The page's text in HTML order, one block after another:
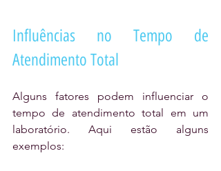
Influências no Tempo de
Atendimento Total
Alguns fatores podem influenciar o
tempo de atendimento total em um
laboratório. Aqui estão alguns
exemplos: